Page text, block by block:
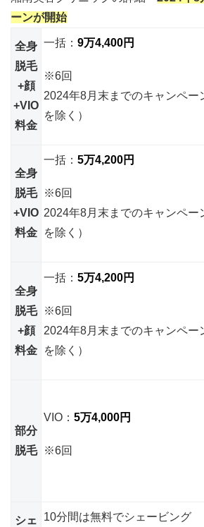
ーンが開始
全身
脱毛
+顔
+VIO
料金
一括： 9万4,400円
※6回
2024年8月末までのキャンペー
を除く）
全身
脱毛
+VIO
料金
一括： 5万4,200円
※6回
2024年8月末までのキャンペー
を除く）
全身
脱毛
+顔
料金
一括： 5万4,200円
※6回
2024年8月末までのキャンペー
を除く）
部分
脱毛
VIO： 5万4,000円
※6回
シェ
10分間は無料でシェービング